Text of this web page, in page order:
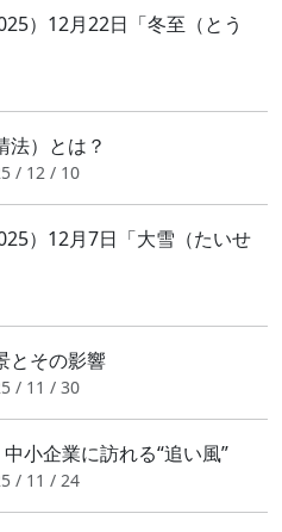
）12月22日「冬至（とう
法）とは？
/ 12 / 10
）12月7日「大雪（たいせ
とその影響
/ 11 / 30
小企業に訪れる“追い風”
/ 11 / 24